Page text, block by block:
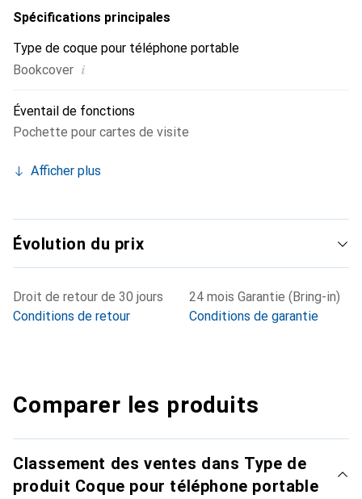
Spécifications principales
Type de coque pour téléphone portable
Bookcover i
Éventail de fonctions
Pochette pour cartes de visite
Afficher plus
Évolution du prix
Droit de retour de 30 jours
Conditions de retour
24 mois Garantie (Bring-in)
Conditions de garantie
Comparer les produits
Classement des ventes dans Type de
produit Coque pour téléphone portable